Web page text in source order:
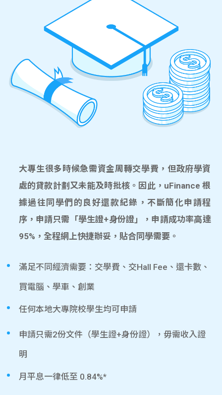
大專生很多時候急需資金周轉交學費，但政府學資
處的貸款計劃又未能及時批核。因此，uFinance 根
據過往同學們的良好還款紀錄，不斷簡化申請程
序，申請只需「學生證+身份證」，申請成功率高達
95%，全程網上快捷辦妥，貼合同學需要。
滿足不同經濟需要：交學費、交Hall Fee、還卡數、
買電腦、學車、創業
任何本地大專院校學生均可申請
申請只需2份文件（學生證+身份證），毋需收入證
明
月平息一律低至 0.84%*